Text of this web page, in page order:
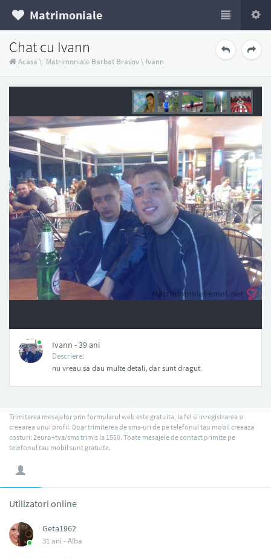
Matrimoniale
Chat cu Ivann
Acasa \ Matrimoniale Barbat Brasov\ Ivann
Ivann - 39 ani
Descriere:
nu vreau sa dau multe detali, dar sunt dragut
Trimiterea mesajelor prin formularul web este gratuita, la fel si inregistrarea si
creearea unui profil. Doar trimiterea de sms-uri de pe telefonul tau mobil creeaza
costuri: 2euro+tva/sms trimis la 1550. Toate mesajele de contact primite pe
telefonul tau mobil sunt gratuite.
Utilizatori online
Geta1962
31 ani -Alba